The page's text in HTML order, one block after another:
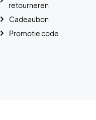
retourneren
Cadeaubon
Promotie code